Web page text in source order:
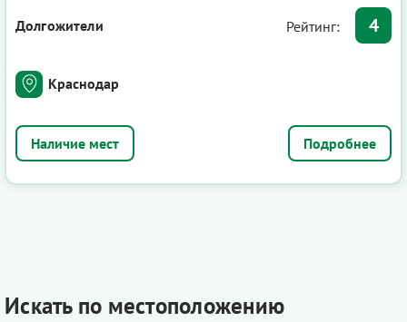
Долгожители Рейтинг: 4
Краснодар
Подробнее
Искать по местоположению